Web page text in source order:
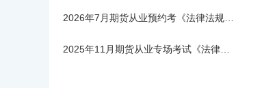
2026年7月期货从业预约考《法律法规》真题回忆版及答案
2025年11月期货从业专场考试《法律法规》真题回忆版及答案